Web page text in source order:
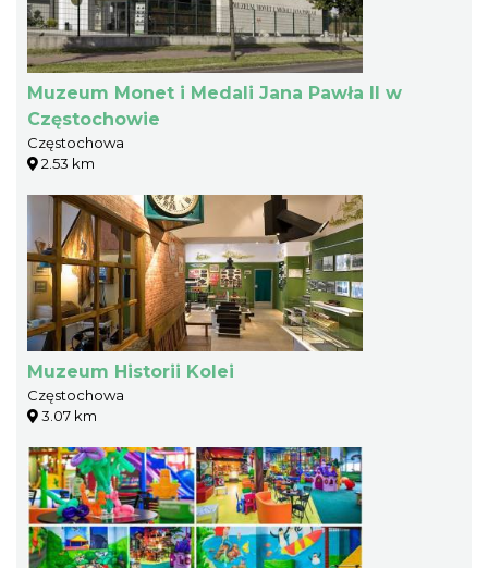
Muzeum Monet i Medali Jana Pawła II w
Częstochowie
Częstochowa
2.53 km
Muzeum Historii Kolei
Częstochowa
3.07 km